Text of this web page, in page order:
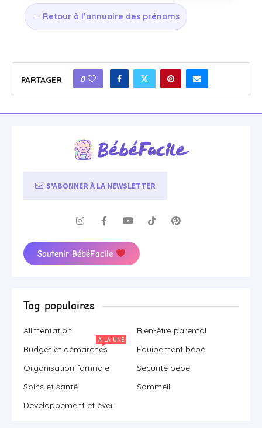
← Retour à l’annuaire des prénoms
PARTAGER 0
S'ABONNER À LA NEWSLETTER
Soutenir BébéFacile
Tag populaires
Alimentation
Bien-être parental
Budget et démarches
À LA UNE
Équipement bébé
Organisation familiale
Sécurité bébé
Soins et santé
Sommeil
Développement et éveil